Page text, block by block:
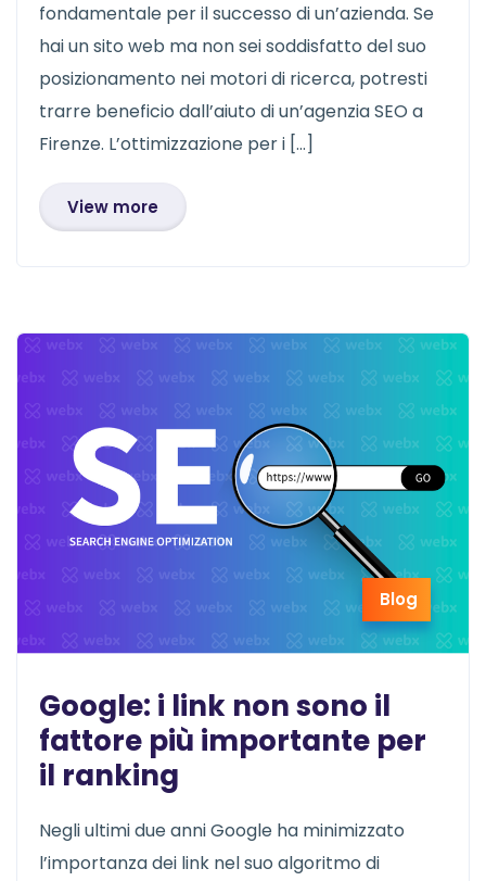
fondamentale per il successo di un’azienda. Se
hai un sito web ma non sei soddisfatto del suo
posizionamento nei motori di ricerca, potresti
trarre beneficio dall’aiuto di un’agenzia SEO a
Firenze. L’ottimizzazione per i […]
View more
Blog
Google: i link non sono il
fattore più importante per
il ranking
Negli ultimi due anni Google ha minimizzato
l’importanza dei link nel suo algoritmo di